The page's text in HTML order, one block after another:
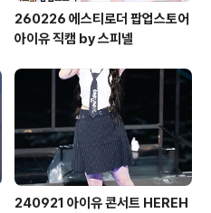
260226 에스티로더 팝업스토어
아이유 직캠 by 스피넬
240921 아이유 콘서트 HEREH